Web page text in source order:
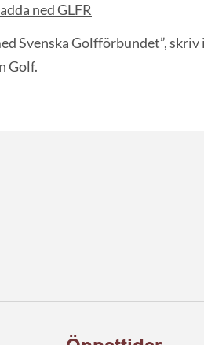
ned GLFR
Svenska Golfförbundet”,
Golf.